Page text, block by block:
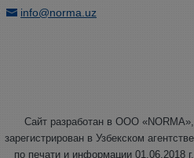
info@norma.uz
Сайт разработан в ООО «NORMA»,
зарегистрирован в Узбекском агентстве
по печати и информации 01.06.2018 г.